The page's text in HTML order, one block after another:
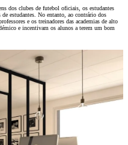
dos clubes de futebol oficiais, os estudantes
estudantes. No entanto, ao contrário dos
e os treinadores das academias de alto
e incentivam os alunos a terem um bom